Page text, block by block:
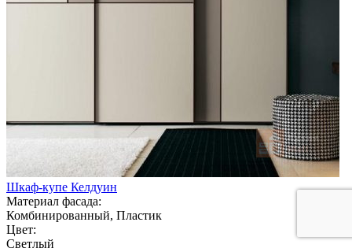
Шкаф-купе Келдуин
Материал фасада:
Комбинированный, Пластик
Цвет:
Светлый